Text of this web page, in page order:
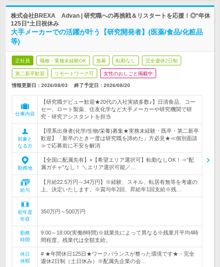
株式会社BREXA Advan | 研究職への再挑戦＆リスタートを応援！◎*年休
125日*土日祝休み
大手メーカーでの活躍が叶う【研究開発者】(医薬/食品/化粧品
等)
正社員 職種・業種未経験OK 急募 転勤なし 完全週休2日制
第二新卒歓迎 リモートワーク可 女性のおしごと掲載中
情報更新日：2026/08/03 終了予定日： 2026/08/20
仕事内容
【研究職デビュー歓迎★20代の入社実績多数♪】日清食品、コー
セー、ロート製薬、住友化学など大手メーカーや研究機関で研
究・研究アシスタントを担当
対象と
なる方
【理系出身者(化学/生物/栄養)募集★実務未経験・既卒・第二新卒
歓迎】「新卒のとき一度は研究職を諦めた」方必見★≪個別面談
≫で応募前に不安を解消
勤務地
【全国に配属先有】×【希望エリア選択可】転勤なしOK！⇒”配
属ガチャ”なし！ ＼エリア選択可能／…
給与
【月給22.5万円～34万円】※経験、スキル、転居有無等を考慮の
上、決定いたします。※賞与年2回、昇給年1回支給※残…
初年度
年収
350万円～500万円
勤務
時間
9:00～18:00(実働8時間)※就業先によって異なる※残業月平均4時
間程度。残業代は全額支給。
休日
休暇
# ★年間休日125日★ワークバランスが整った環境です★・完全
週休2日制（土日休み）※配属先企業の会…